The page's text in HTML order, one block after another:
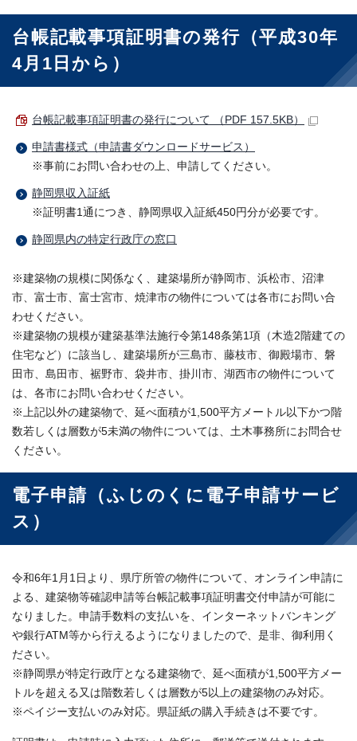
台帳記載事項証明書の発行（平成30年
4月1日から）
台帳記載事項証明書の発行について （PDF 157.5KB）
申請書様式（申請書ダウンロードサービス）
※事前にお問い合わせの上、申請してください。
静岡県収入証紙
※証明書1通につき、静岡県収入証紙450円分が必要です。
静岡県内の特定行政庁の窓口
※建築物の規模に関係なく、建築場所が静岡市、浜松市、沼津
市、富士市、富士宮市、焼津市の物件については各市にお問い合
わせください。
※建築物の規模が建築基準法施行令第148条第1項（木造2階建ての
住宅など）に該当し、建築場所が三島市、藤枝市、御殿場市、磐
田市、島田市、裾野市、袋井市、掛川市、湖西市の物件について
は、各市にお問い合わせください。
※上記以外の建築物で、延べ面積が1,500平方メートル以下かつ階
数若しくは層数が5未満の物件については、土木事務所にお問合せ
ください。
電子申請（ふじのくに電子申請サービ
ス）
令和6年1月1日より、県庁所管の物件について、オンライン申請に
よる、建築物等確認申請等台帳記載事項証明書交付申請が可能に
なりました。申請手数料の支払いを、インターネットバンキング
や銀行ATM等から行えるようになりましたので、是非、御利用く
ださい。
※静岡県が特定行政庁となる建築物で、延べ面積が1,500平方メー
トルを超える又は階数若しくは層数が5以上の建築物のみ対応。
※ペイジー支払いのみ対応。県証紙の購入手続きは不要です。